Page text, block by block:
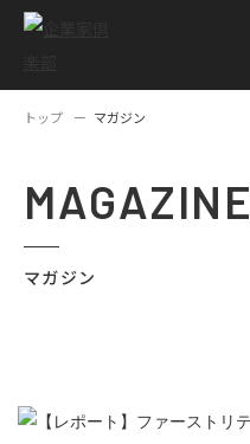
トップ マガジン
MAGAZINE
マガジン